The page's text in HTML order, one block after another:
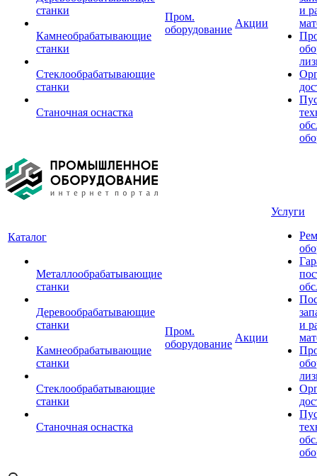
станки
Камнеобрабатывающие
станки
Стеклообрабатывающие
станки
Станочная оснастка
Пром.
оборудование
Акции
и
Каталог
Металлообрабатывающие
станки
Деревообрабатывающие
станки
Камнеобрабатывающие
станки
Стеклообрабатывающие
станки
Станочная оснастка
Пром.
оборудование
Акции
Услуги
и